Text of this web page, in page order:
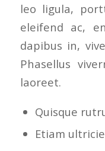
leo ligula,
eleifend ac,
dapibus in,
Phasellus
laoreet.
Quisque
Etiam